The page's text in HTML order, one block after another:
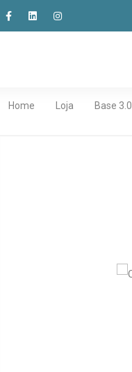
Home Loja Base 3.0